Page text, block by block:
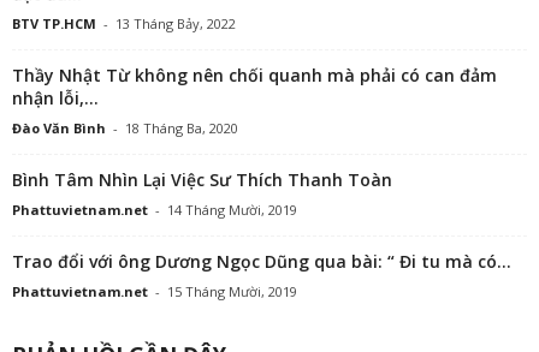
BTV TP.HCM - 13 Tháng Bảy, 2022
Thầy Nhật Từ không nên chối quanh mà phải có can đảm
nhận lỗi,...
Đào Văn Bình - 18 Tháng Ba, 2020
Bình Tâm Nhìn Lại Việc Sư Thích Thanh Toàn
Phattuvietnam.net - 14 Tháng Mười, 2019
Trao đổi với ông Dương Ngọc Dũng qua bài: “ Đi tu mà có...
Phattuvietnam.net - 15 Tháng Mười, 2019